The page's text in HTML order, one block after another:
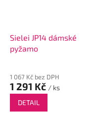
Sielei JP14 dámské
pyžamo
1 067 Kč bez DPH
1 291 Kč / ks
DETAIL